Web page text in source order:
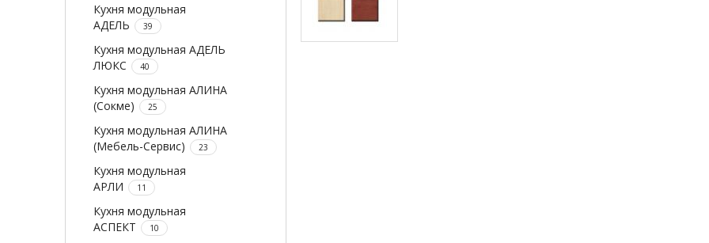
Кухня модульная
АДЕЛЬ
39
Кухня модульная АДЕЛЬ
ЛЮКС
40
Кухня модульная АЛИНА
(Сокме)
25
Кухня модульная АЛИНА
(Мебель-Сервис)
23
Кухня модульная
АРЛИ
11
Кухня модульная
АСПЕКТ
10